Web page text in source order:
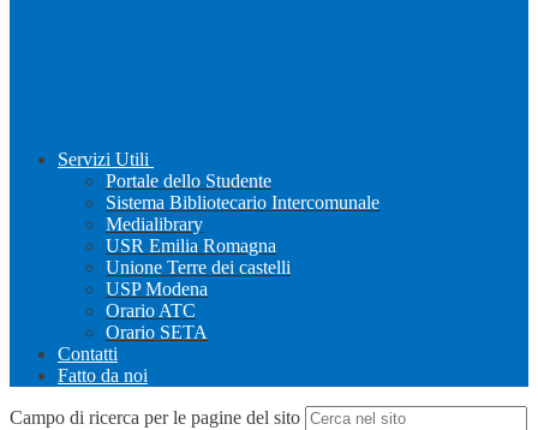
Servizi Utili
Portale dello Studente
Sistema Bibliotecario Intercomunale
Medialibrary
USR Emilia Romagna
Unione Terre dei castelli
USP Modena
Orario ATC
Orario SETA
Contatti
Fatto da noi
Campo di ricerca per le pagine del sito